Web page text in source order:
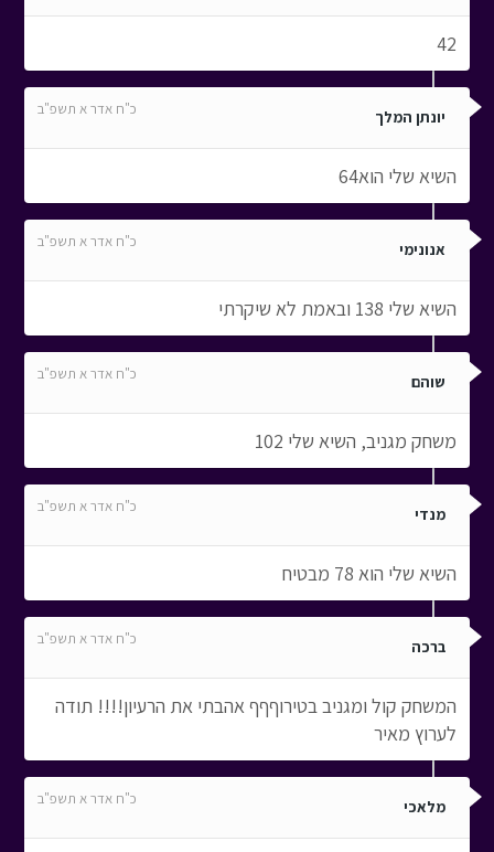
42
יונתן המלך כ"ח אדר א תשפ"ב
השיא שלי הוא64
אנונימי כ"ח אדר א תשפ"ב
השיא שלי 138 ובאמת לא שיקרתי
שוהם כ"ח אדר א תשפ"ב
משחק מגניב, השיא שלי 102
מנדי כ"ח אדר א תשפ"ב
השיא שלי הוא 78 מבטיח
ברכה כ"ח אדר א תשפ"ב
המשחק קול ומגניב בטירוףףף אהבתי את הרעיון!!!! תודה
לערוץ מאיר
מלאכי כ"ח אדר א תשפ"ב